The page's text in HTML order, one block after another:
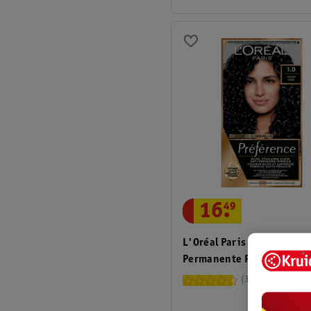
L'Oréal Paris Coloration
Permanente Préférence 1
Noir
16.
49
33